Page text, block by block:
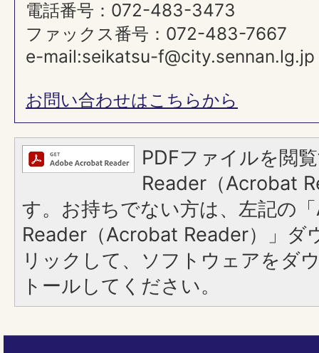
電話番号：072-483-3473
ファックス番号：072-483-7667
e-mail:seikatsu-f@city.sennan.lg.jp
お問い合わせはこちらから
PDFファイルを閲
Reader（Acrobat
す。お持ちでない方は、左記の
Reader（Acrobat Reader）」ダ
リックして、ソフトウェアをダ
トールしてください。